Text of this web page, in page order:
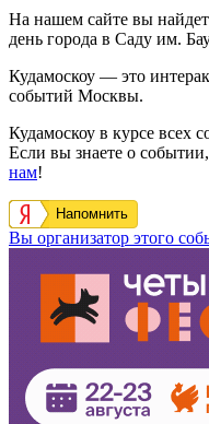
На нашем сайте вы
день города в Саду им.
Кудамоскоу — это
событий Москвы.
Кудамоскоу в курсе всех
Если вы знаете о
нам!
Напомнить
Вы организатор этого